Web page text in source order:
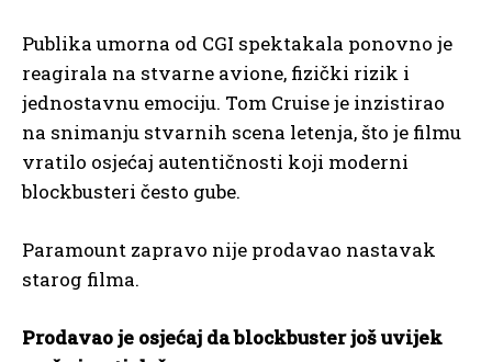
Publika umorna od CGI spektakala ponovno je
reagirala na stvarne avione, fizički rizik i
jednostavnu emociju. Tom Cruise je inzistirao
na snimanju stvarnih scena letenja, što je filmu
vratilo osjećaj autentičnosti koji moderni
blockbusteri često gube.
Paramount zapravo nije prodavao nastavak
starog filma.
Prodavao je osjećaj da blockbuster još uvijek